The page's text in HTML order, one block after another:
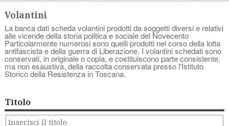
Volantini
La banca dati scheda volantini prodotti da soggetti diversi e relativi
alle vicende della storia politica e sociale del Novecento
Particolarmente numerosi sono quelli prodotti nel corso della lotta
antifascista e della guerra di Liberazione. I volantini schedati sono
conservati, in originale o copia, e costituiscono parte consistente,
ma non esaustiva, della raccolta conservata presso l'Istituto
Storico della Resistenza in Toscana.
Titolo